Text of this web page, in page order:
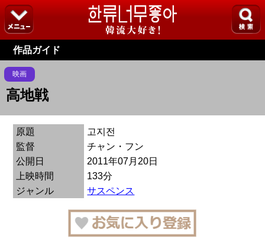
作品ガイド
映画
高地戦
原題
고지전
監督
チャン・フン
公開日
2011年07月20日
上映時間
133分
ジャンル
サスペンス